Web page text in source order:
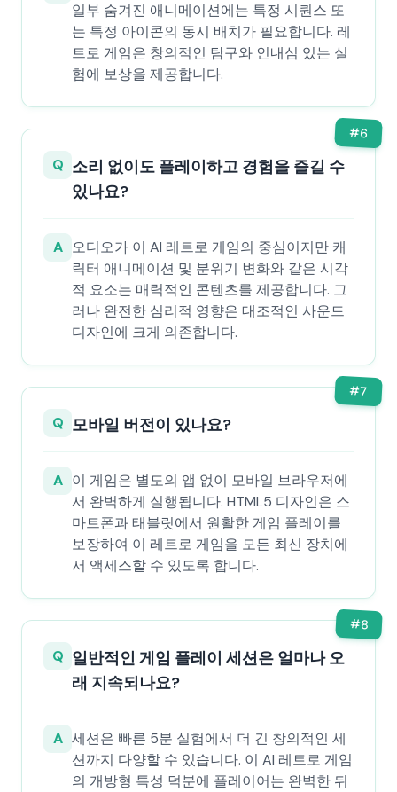
일부 숨겨진 애니메이션에는 특정 시퀀스 또
는 특정 아이콘의 동시 배치가 필요합니다. 레
트로 게임은 창의적인 탐구와 인내심 있는 실
험에 보상을 제공합니다.
#6
Q 소리 없이도 플레이하고 경험을 즐길 수
있나요?
A 오디오가 이 AI 레트로 게임의 중심이지만 캐
릭터 애니메이션 및 분위기 변화와 같은 시각
적 요소는 매력적인 콘텐츠를 제공합니다. 그
러나 완전한 심리적 영향은 대조적인 사운드
디자인에 크게 의존합니다.
#7
Q 모바일 버전이 있나요?
A 이 게임은 별도의 앱 없이 모바일 브라우저에
서 완벽하게 실행됩니다. HTML5 디자인은 스
마트폰과 태블릿에서 원활한 게임 플레이를
보장하여 이 레트로 게임을 모든 최신 장치에
서 액세스할 수 있도록 합니다.
#8
Q 일반적인 게임 플레이 세션은 얼마나 오
래 지속되나요?
A 세션은 빠른 5분 실험에서 더 긴 창의적인 세
션까지 다양할 수 있습니다. 이 AI 레트로 게임
의 개방형 특성 덕분에 플레이어는 완벽한 뒤